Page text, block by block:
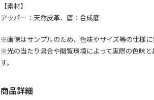
【素材】
アッパー：天然皮革、底：合成底
※画像はサンプルのため、色味やサイズ等の仕様に
※光の当たり具合や閲覧環境によって実際の色味
す。
商品詳細